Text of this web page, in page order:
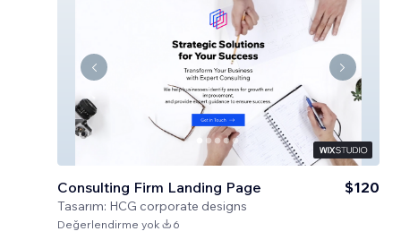
Consulting Firm Landing Page
Tasarım: HCG corporate designs
$120
Değerlendirme yok 6